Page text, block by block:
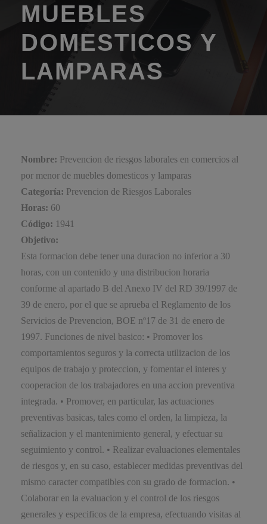
MUEBLES
DOMESTICOS Y
LAMPARAS
Nombre: Prevencion de riesgos laborales en comercios al
por menor de muebles domesticos y lamparas
Categoría: Prevencion de Riesgos Laborales
Horas: 60
Código: 1941
Objetivo:
Esta formacion debe tener una duracion no inferior a 30
horas, con un contenido y una distribucion horaria
conforme al apartado B del Anexo IV del RD 39/1997 de
39 de enero, por el que se aprueba el Reglamento de los
Servicios de Prevencion, BOE nº17 de 31 de enero de
1997. Funciones de nivel basico: • Promover los
comportamientos seguros y la correcta utilizacion de los
equipos de trabajo y proteccion, y fomentar el interes y
cooperacion de los trabajadores en una accion preventiva
integrada. • Promover, en particular, las actuaciones
preventivas basicas, tales como el orden, la limpieza, la
señalizacion y el mantenimiento general, y efectuar su
seguimiento y control. • Realizar evaluaciones elementales
de riesgos y, en su caso, establecer medidas preventivas del
mismo caracter compatibles con su grado de formacion. •
Colaborar en la evaluacion y el control de los riesgos
generales y especificos de la empresa, efectuando visitas al